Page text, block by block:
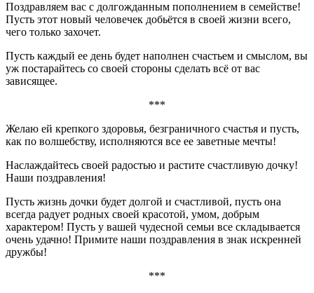
Поздравляем вас с долгожданным пополнением в семействе!
Пусть этот новый человечек добьётся в своей жизни всего,
чего только захочет.
Пусть каждый ее день будет наполнен счастьем и смыслом, вы
уж постарайтесь со своей стороны сделать всё от вас
зависящее.
***
Желаю ей крепкого здоровья, безграничного счастья и пусть,
как по волшебству, исполняются все ее заветные мечты!
Наслаждайтесь своей радостью и растите счастливую дочку!
Наши поздравления!
Пусть жизнь дочки будет долгой и счастливой, пусть она
всегда радует родных своей красотой, умом, добрым
характером! Пусть у вашей чудесной семьи все складывается
очень удачно! Примите наши поздравления в знак искренней
дружбы!
***